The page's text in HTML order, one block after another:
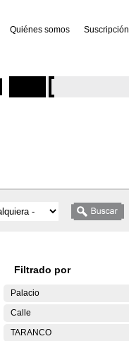
Quiénes somos Suscripción
Filtrado por
Palacio
Calle
TARANCO